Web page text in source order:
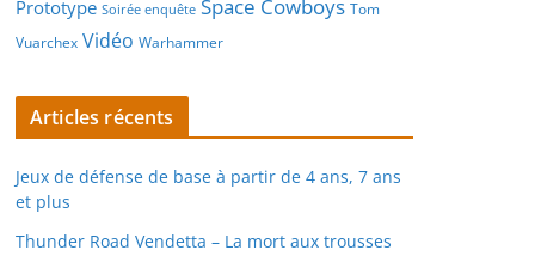
Prototype Soirée enquête Space Cowboys Tom
Vuarchex Vidéo Warhammer
Articles récents
Jeux de défense de base à partir de 4 ans, 7 ans
et plus
Thunder Road Vendetta – La mort aux trousses